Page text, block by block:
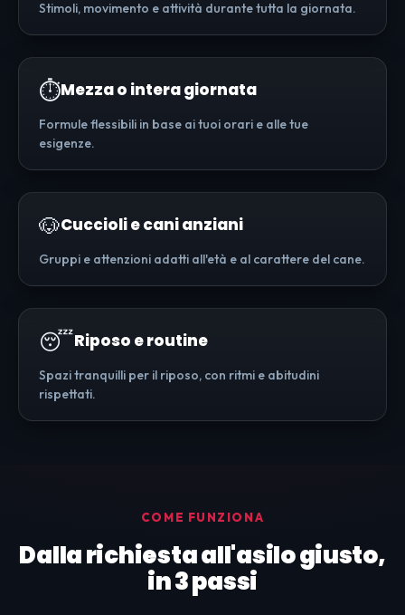
Stimoli, movimento e attività durante tutta la giornata.
⏱️Mezza o intera giornata
Formule flessibili in base ai tuoi orari e alle tue
esigenze.
🐶Cuccioli e cani anziani
Gruppi e attenzioni adatti all'età e al carattere del cane.
😴Riposo e routine
Spazi tranquilli per il riposo, con ritmi e abitudini
rispettati.
COME FUNZIONA
Dalla richiesta all'asilo giusto,
in 3 passi